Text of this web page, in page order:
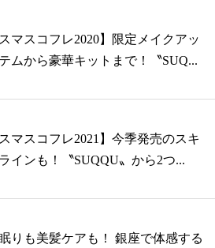
スマスコフレ2020】限定メイクアッ
ムから豪華キットまで！〝SUQ...
スマスコフレ2021】今季発売のスキ
インも！〝SUQQU〟から2つ...
眠りも美髪ケアも！ 銀座で体感する